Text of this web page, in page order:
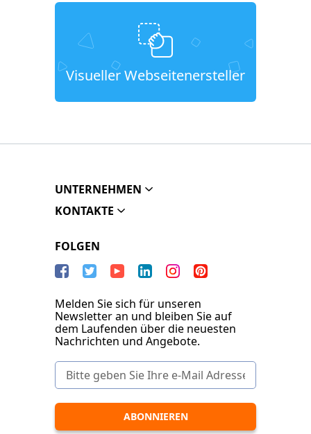
Visueller Webseitenersteller
UNTERNEHMEN
KONTAKTE
FOLGEN
Melden Sie sich für unseren
Newsletter an und bleiben Sie auf
dem Laufenden über die neuesten
Nachrichten und Angebote.